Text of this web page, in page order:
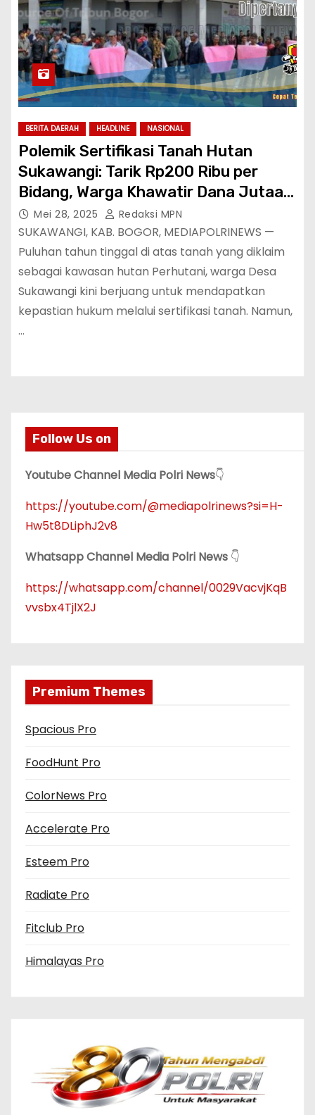
BERITA DAERAH HEADLINE NASIONAL
Polemik Sertifikasi Tanah Hutan
Sukawangi: Tarik Rp200 Ribu per
Bidang, Warga Khawatir Dana Jutaan
Rupiah untuk Sertifikasi Tanah Tidak
Terkelola dengan Baik !
Mei 28, 2025 Redaksi MPN
SUKAWANGI, KAB. BOGOR, MEDIAPOLRINEWS —
Puluhan tahun tinggal di atas tanah yang diklaim
sebagai kawasan hutan Perhutani, warga Desa
Sukawangi kini berjuang untuk mendapatkan
kepastian hukum melalui sertifikasi tanah. Namun,
…
Follow Us on
Youtube Channel Media Polri News👇
https://youtube.com/@mediapolrinews?si=H-
Hw5t8DLiphJ2v8
Whatsapp Channel Media Polri News 👇
https://whatsapp.com/channel/0029VacvjKqB
vvsbx4TjlX2J
Premium Themes
Spacious Pro
FoodHunt Pro
ColorNews Pro
Accelerate Pro
Esteem Pro
Radiate Pro
Fitclub Pro
Himalayas Pro